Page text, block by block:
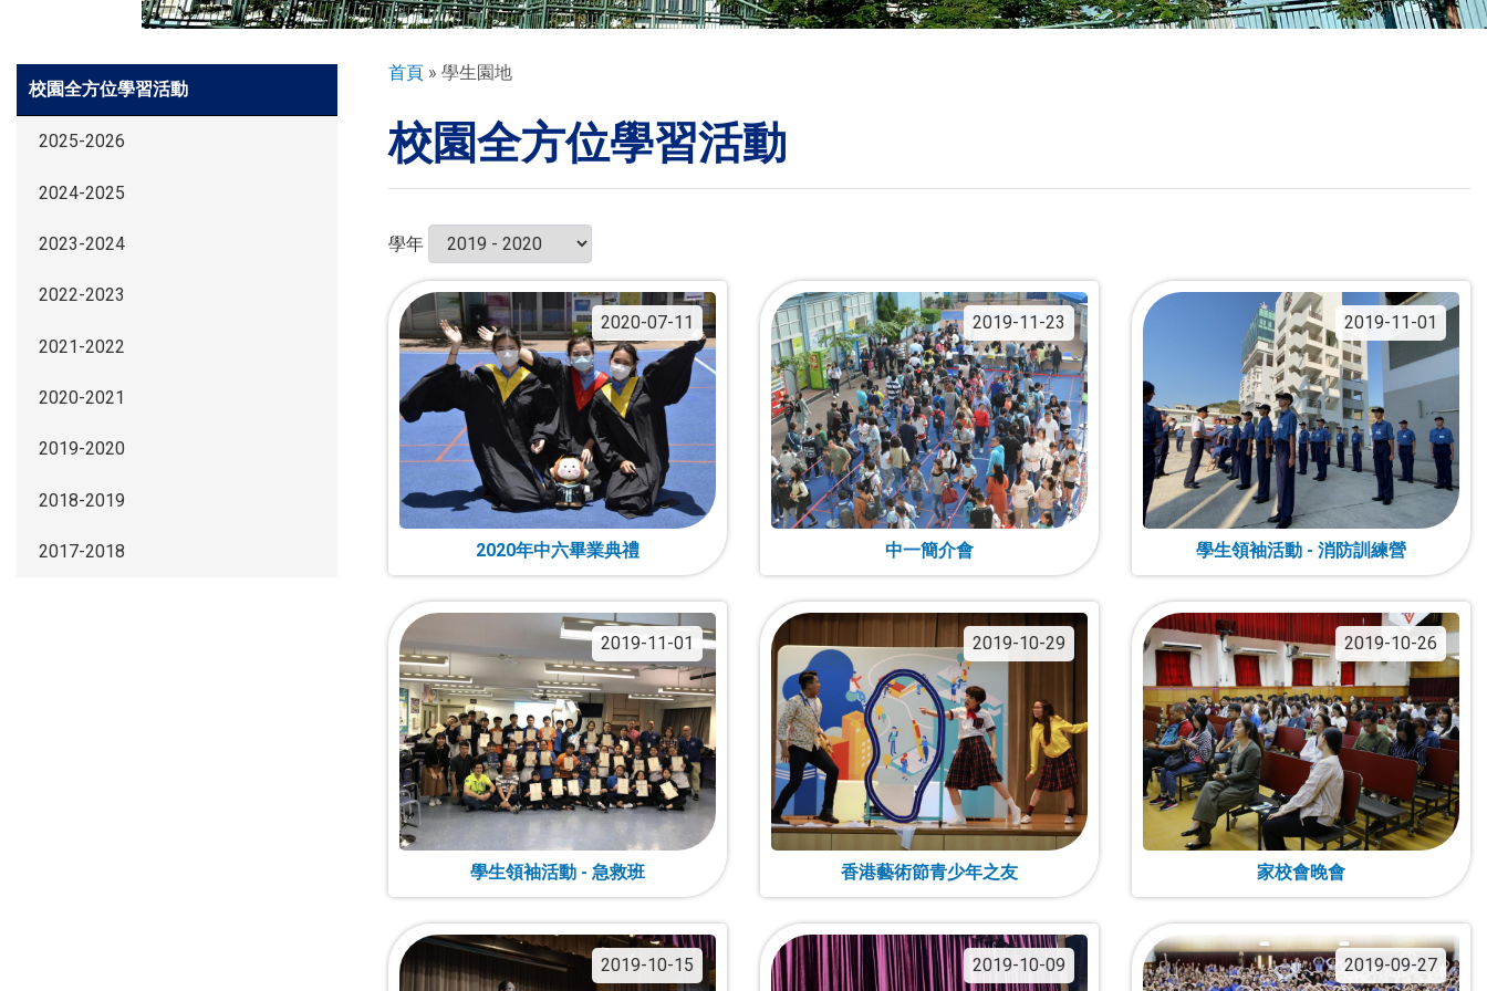
環球探索
入學申請
學生園地
學生表現
家長資訊
校曆表
Side
Meun
校園全方位學習活動
2025-2026
2024-2025
2023-2024
2022-2023
2021-2022
2020-2021
2019-2020
2018-2019
2017-2018
導
連
結
首頁 學生園地
校園全方位學習活動
學年
2020-07-11
2020年中六畢業典禮
2019-11-23
中一簡介會
2019-11-01
學生領袖活動 - 消防訓練營
2019-11-01
學生領袖活動 - 急救班
2019-10-29
香港藝術節青少年之友
2019-10-26
家校會晚會
2019-10-15 2019-10-09 2019-09-27